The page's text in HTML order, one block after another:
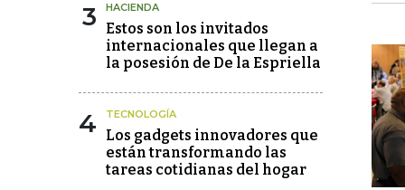
3 HACIENDA
Estos son los invitados
internacionales que llegan a
la posesión de De la Espriella
4 TECNOLOGÍA
Los gadgets innovadores que
están transformando las
tareas cotidianas del hogar